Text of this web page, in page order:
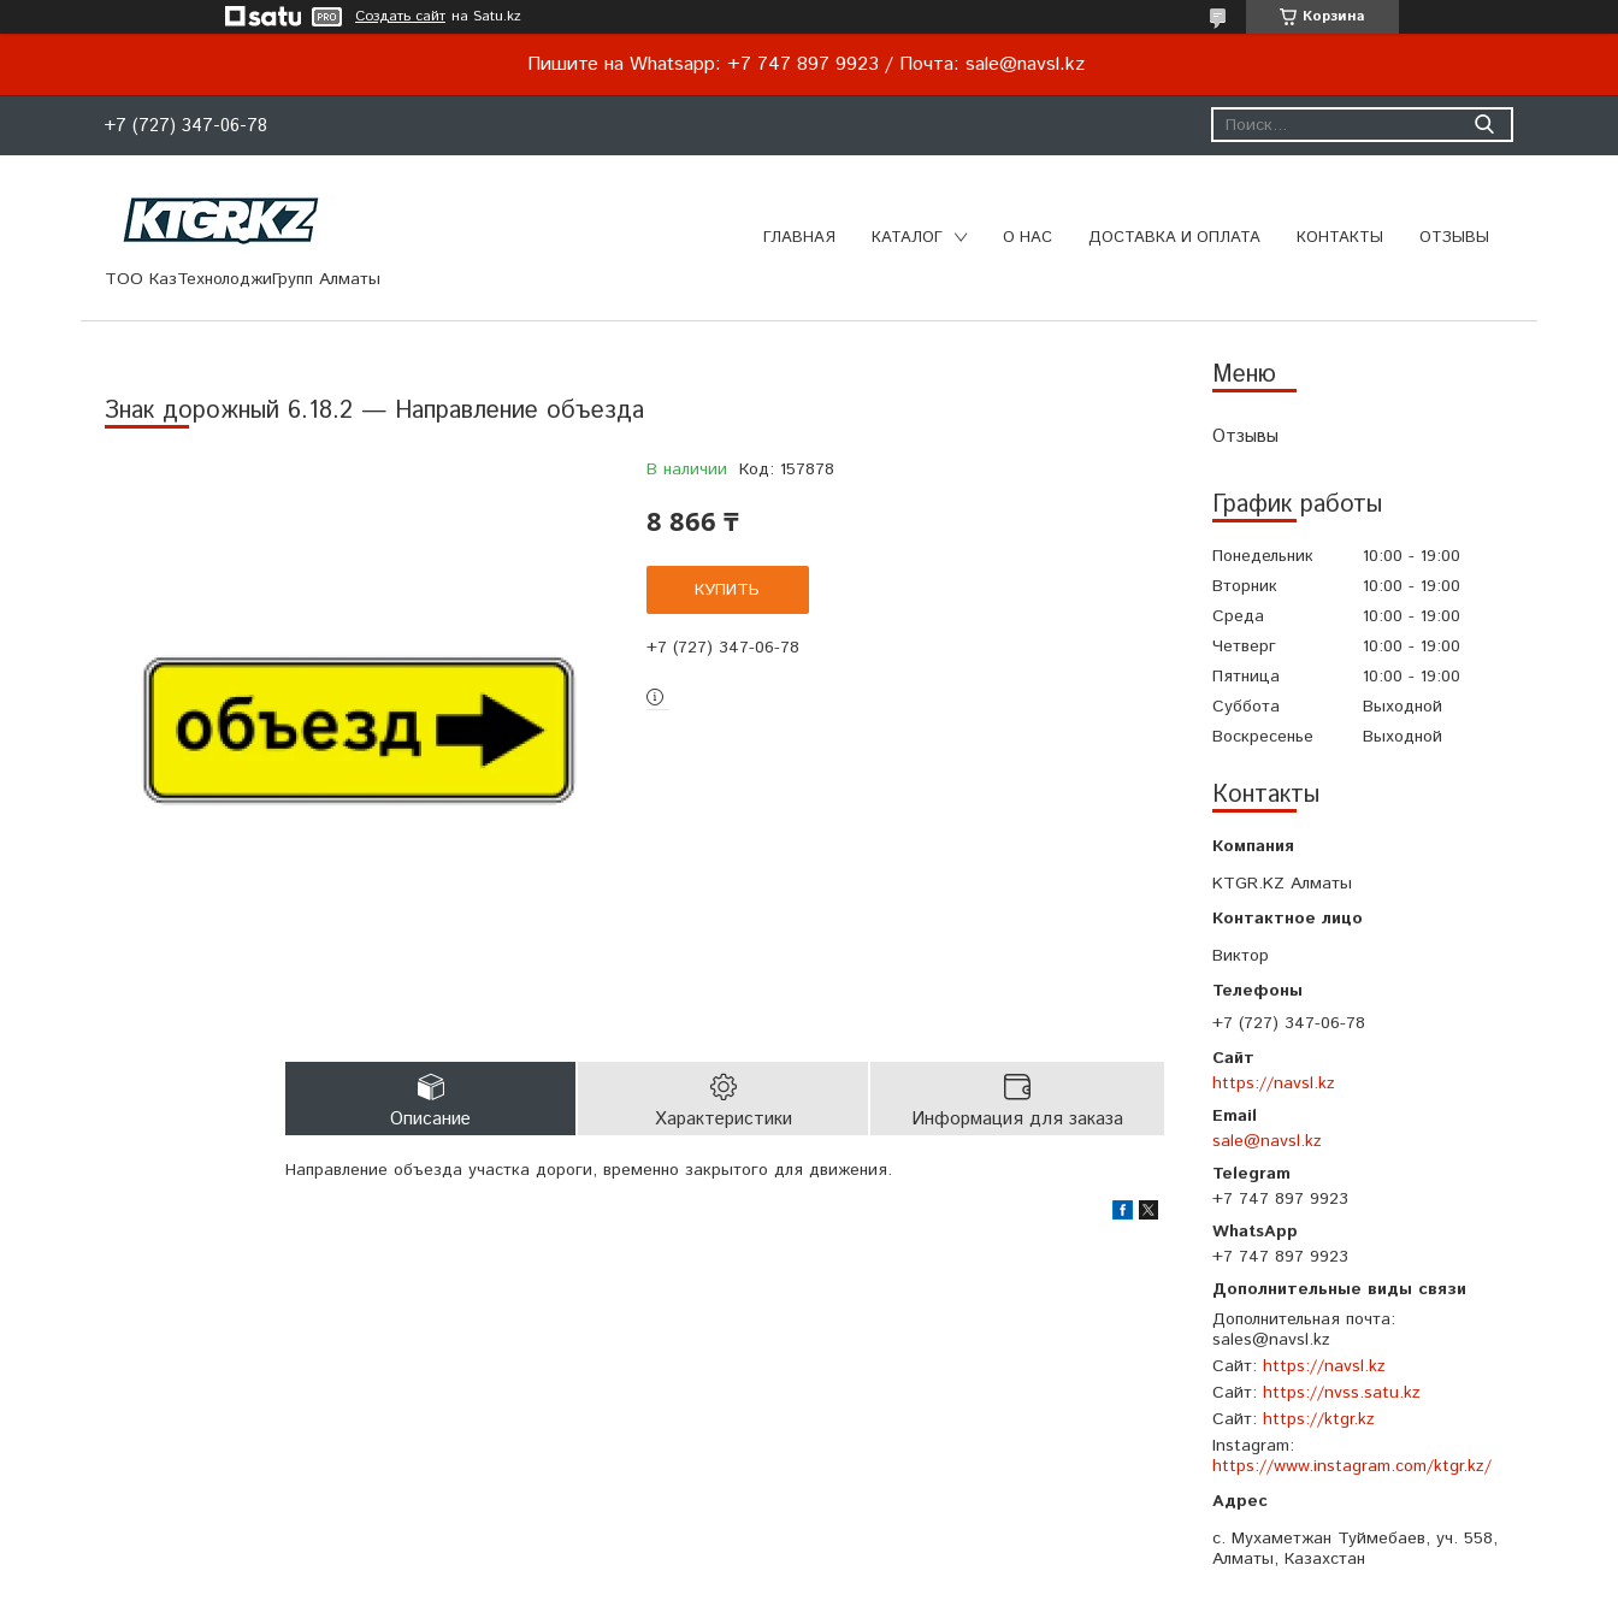
Создать сайт на Satu.kz Корзина
Пишите на Whatsapp: +7 747 897 9923 / Почта: sale@navsl.kz
+7 (727) 347-06-78
ТОО КазТехнолоджиГрупп Алматы
ГЛАВНАЯ КАТАЛОГ О НАС ДОСТАВКА И ОПЛАТА КОНТАКТЫ ОТЗЫВЫ
Отзывы
График работы
Понедельник 10:00
19:00
Вторник
10:00
19:00
Среда
10:00
19:00
Четверг
10:00
19:00
Пятница
10:00
19:00
Суббота
Выходной
Воскресенье
Выходной
Контакты
KTGR.KZ Алматы
Виктор
+7 (727) 347-06-78
https://navsl.kz
sale@navsl.kz
+7 747 897 9923
+7 747 897 9923
Дополнительная почта
sales@navsl.kz
Сайт https://navsl.kz
Сайт https://nvss.satu.kz
Сайт https://ktgr.kz
Instagram
https://www.instagram.com/ktgr.kz/
с. Мухаметжан Туймебаев, уч. 558,
Алматы, Казахстан
Знак дорожный 6.18.2 — Направление объезда
В наличии Код: 157878
8 866 ₸
КУПИТЬ
+7 (727) 347-06-78
Описание Характеристики Информация для заказа
Направление объезда участка дороги, временно закрытого для движения.